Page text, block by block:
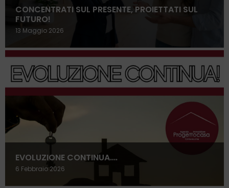
CONCENTRATI SUL PRESENTE, PROIETTATI SUL
FUTURO!
13 Maggio 2026
EVOLUZIONE CONTINUA….
6 Febbraio 2026